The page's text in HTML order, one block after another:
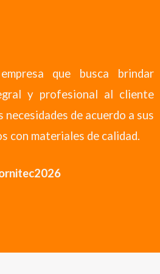
que busca brindar
y profesional al cliente
necesidades de acuerdo a sus
con materiales de calidad.